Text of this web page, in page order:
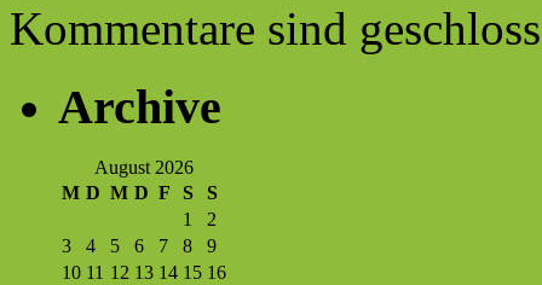
Kommentare sind
Archive
August 2026
M D M D F S
S
1
2
3
4 5 6 7 8
9
10 11 12 13 14 15 16